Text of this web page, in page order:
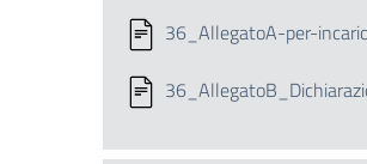
36_AllegatoA-per-